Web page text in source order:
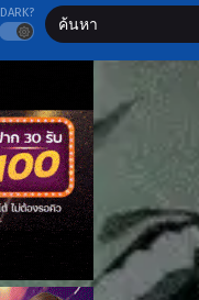
DARK?